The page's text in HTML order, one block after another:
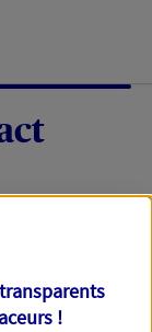
les
!